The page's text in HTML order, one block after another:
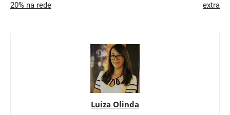
20% na rede
extra
Luiza Olinda